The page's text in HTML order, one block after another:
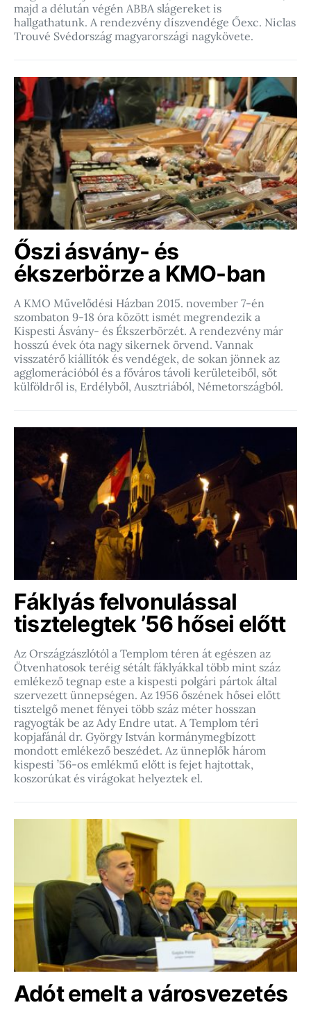
majd a délután végén ABBA slágereket is
hallgathatunk. A rendezvény díszvendége Őexc. Niclas
Trouvé Svédország magyarországi nagykövete.
Őszi ásvány- és
ékszerbörze a KMO-ban
A KMO Művelődési Házban 2015. november 7-én
szombaton 9-18 óra között ismét megrendezik a
Kispesti Ásvány- és Ékszerbörzét. A rendezvény már
hosszú évek óta nagy sikernek örvend. Vannak
visszatérő kiállítók és vendégek, de sokan jönnek az
agglomerációból és a főváros távoli kerületeiből, sőt
külföldről is, Erdélyből, Ausztriából, Németországból.
Fáklyás felvonulással
tisztelegtek ’56 hősei előtt
Az Országzászlótól a Templom téren át egészen az
Ötvenhatosok teréig sétált fáklyákkal több mint száz
emlékező tegnap este a kispesti polgári pártok által
szervezett ünnepségen. Az 1956 őszének hősei előtt
tisztelgő menet fényei több száz méter hosszan
ragyogták be az Ady Endre utat. A Templom téri
kopjafánál dr. György István kormánymegbízott
mondott emlékező beszédet. Az ünneplők három
kispesti ’56-os emlékmű előtt is fejet hajtottak,
koszorúkat és virágokat helyeztek el.
Adót emelt a városvezetés